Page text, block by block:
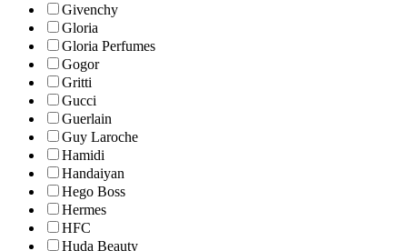
Givenchy
Gloria
Gloria Perfumes
Gogor
Gritti
Gucci
Guerlain
Guy Laroche
Hamidi
Handaiyan
Hego Boss
Hermes
HFC
Huda Beauty